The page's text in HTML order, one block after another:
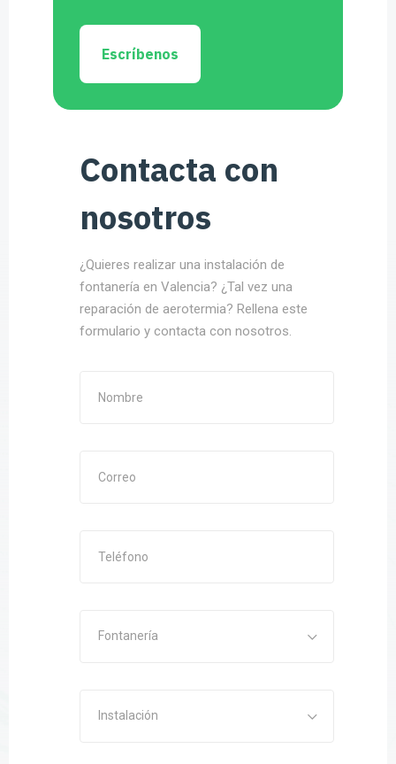
Escríbenos
Contacta con
nosotros
¿Quieres realizar una instalación de
fontanería en Valencia? ¿Tal vez una
reparación de aerotermia? Rellena este
formulario y contacta con nosotros.
Fontanería
Instalación